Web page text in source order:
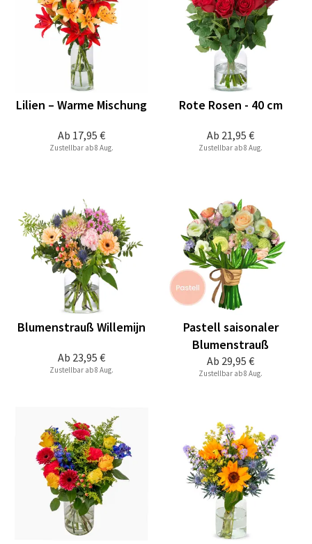
Ab 17,95 €
Lilien – Warme Mischung
Zustellbar ab 8 Aug.
Ab 21,95 €
Rote Rosen - 40 cm
Zustellbar ab 8 Aug.
Ab 23,95 €
Blumenstrauß Willemijn
Zustellbar ab 8 Aug.
Ab 29,95 €
Pastell saisonaler
Blumenstrauß
Zustellbar ab 8 Aug.